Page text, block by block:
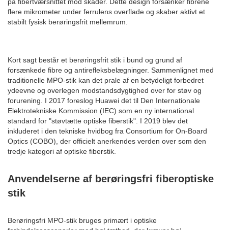
flere mikrometer under ferrulens overflade og skaber aktivt et
stabilt fysisk berøringsfrit mellemrum.
Kort sagt består et berøringsfrit stik i bund og grund af
forsænkede fibre og antirefleksbelægninger. Sammenlignet med
traditionelle MPO-stik kan det prale af en betydeligt forbedret
ydeevne og overlegen modstandsdygtighed over for støv og
forurening. I 2017 foreslog Huawei det til Den Internationale
Elektrotekniske Kommission (IEC) som en ny international
standard for "støvtætte optiske fiberstik". I 2019 blev det
inkluderet i den tekniske hvidbog fra Consortium for On-Board
Optics (COBO), der officielt anerkendes verden over som den
tredje kategori af optiske fiberstik.
Anvendelserne af berøringsfri fiberoptiske
stik
Berøringsfri MPO-stik bruges primært i optiske